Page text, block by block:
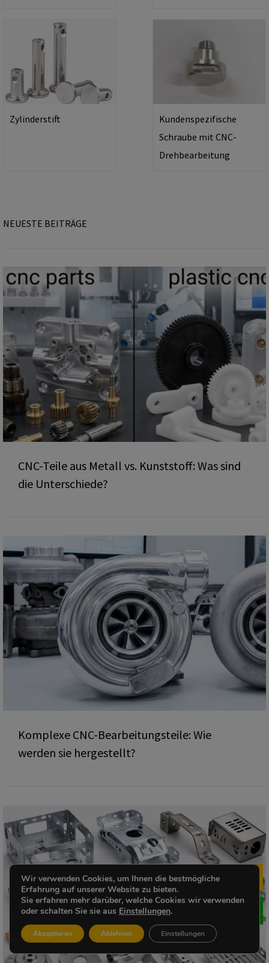
Zylinderstift
Kundenspezifische
Schraube mit CNC-
Drehbearbeitung
NEUESTE BEITRÄGE
CNC-Teile aus Metall vs. Kunststoff: Was sind
die Unterschiede?
Komplexe CNC-Bearbeitungsteile: Wie
werden sie hergestellt?
Wir verwenden Cookies, um Ihnen die bestmögliche
Erfahrung auf unserer Website zu bieten.
Sie erfahren mehr darüber, welche Cookies wir verwenden
oder schalten Sie sie aus Einstellungen.
Akzeptieren Ablehnen Einstellungen